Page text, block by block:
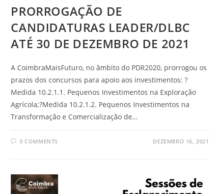
PRORROGAÇÃO DE
CANDIDATURAS LEADER/DLBC
ATÉ 30 DE DEZEMBRO DE 2021
A CoimbraMaisFuturo, no âmbito do PDR2020, prorrogou os
prazos dos concursos para apoio aos investimentos: ?
Medida 10.2.1.1. Pequenos Investimentos na Exploração
Agrícola;?Medida 10.2.1.2. Pequenos Investimentos na
Transformação e Comercialização de…
0 COMMENTS DEZEMBRO 16, 2021